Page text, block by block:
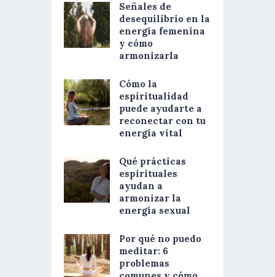
Señales de
desequilibrio en la
energía femenina
y cómo
armonizarla
Cómo la
espiritualidad
puede ayudarte a
reconectar con tu
energía vital
Qué prácticas
espirituales
ayudan a
armonizar la
energía sexual
Por qué no puedo
meditar: 6
problemas